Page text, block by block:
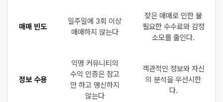
매매 빈도
일주일에 3회 이상
매매하지 않는다
잦은 매매로 인한 불
필요한 수수료와 감정
소모를 줄인다.
정보 수용
익명 커뮤니티의
수익 인증은 참고
만 하고 맹신하지
않는다
객관적인 정보와 자신
의 분석을 우선시한
다.